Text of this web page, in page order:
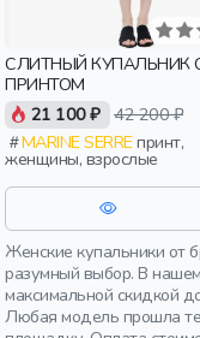
СЛИТНЫЙ КУПАЛЬНИК
ПРИНТОМ
21 100 ₽ 42 200 ₽
MARINE SERREпринт,
женщины, взрослые
Женские купальники от
разумный выбор. В
максимальной скидкой
Любая модель прошла